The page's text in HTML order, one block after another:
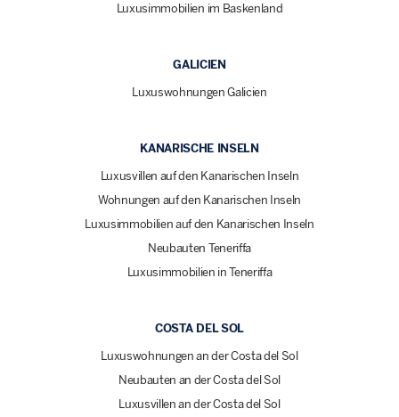
Luxusimmobilien im Baskenland
GALICIEN
Luxuswohnungen Galicien
KANARISCHE INSELN
Luxusvillen auf den Kanarischen Inseln
Wohnungen auf den Kanarischen Inseln
Luxusimmobilien auf den Kanarischen Inseln
Neubauten Teneriffa
Luxusimmobilien in Teneriffa
COSTA DEL SOL
Luxuswohnungen an der Costa del Sol
Neubauten an der Costa del Sol
Luxusvillen an der Costa del Sol